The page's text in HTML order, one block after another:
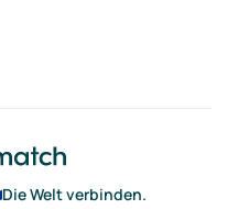
Die Welt verbinden.